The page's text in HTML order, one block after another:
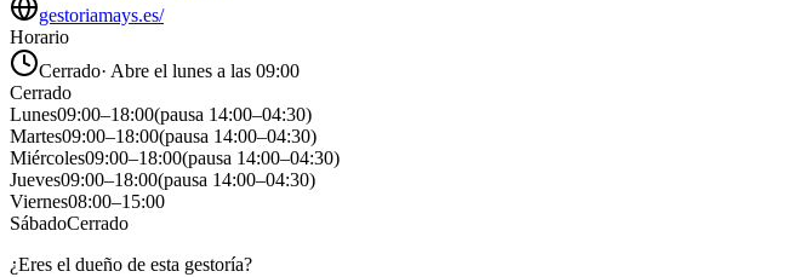
gestoriamays.es/
Horario
Cerrado· Abre el lunes a las 09:00
Cerrado
Lunes09:00–18:00(pausa 14:00–04:30)
Martes09:00–18:00(pausa 14:00–04:30)
Miércoles09:00–18:00(pausa 14:00–04:30)
Jueves09:00–18:00(pausa 14:00–04:30)
Viernes08:00–15:00
SábadoCerrado
¿Eres el dueño de esta gestoría?